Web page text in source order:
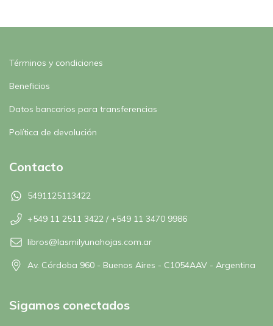
Términos y condiciones
Beneficios
Datos bancarios para transferencias
Política de devolución
Contacto
5491125113422
+549 11 2511 3422 / +549 11 3470 9986
libros@lasmilyunahojas.com.ar
Av. Córdoba 960 - Buenos Aires - C1054AAV - Argentina
Sigamos conectados